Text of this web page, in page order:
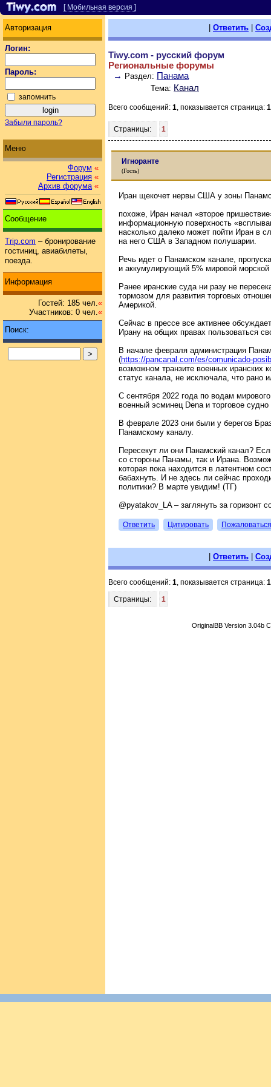
[ Мобильная версия ]
Авторизация
Логин:
Пароль:
запомнить
Забыли пароль?
Меню
Форум «
Регистрация «
Архив форума «
Сообщение
Trip.com – бронирование
гостиниц, авиабилеты,
поезда.
Информация
Гостей: 185 чел.«
Участников: 0 чел.«
Поиск:
Ответить
Tiwy.com - русский форум
Региональные форумы
→ Раздел: Панама
Тема: Канал
Всего сообщений: 1, показывается страница: 1
Страницы: 1
Игноранте
(Гость)
Иран щекочет нервы США у зоны
похоже, Иран начал «второе
информационную поверхность
насколько далеко может пойти Иран в
на него США в Западном полушарии.
Речь идет о Панамском канале,
и аккумулирующий 5% мировой морской
Ранее иранские суда ни разу не
тормозом для развития торговых
Америкой.
Сейчас в прессе все активнее
Ирану на общих правах пользоваться
В начале февраля администрация
(https://pancanal.com/es/comunicado-
возможном транзите военных иранских
статус канала, не исключала, что рано
С сентября 2022 года по водам
военный эсминец Dena и торговое
В феврале 2023 они были у берегов
Панамскому каналу.
Пересекут ли они Панамский канал?
со стороны Панамы, так и Ирана.
которая пока находится в латентном
бабахнуть. И не здесь ли сейчас
политики? В марте увидим! (ТГ)
@pyatakov_LA – заглянуть за горизонт
Ответить Цитировать Пожаловаться
| Ответить |
Всего сообщений: 1 , показывается страница: 1
Страницы:
1
OriginalBB Version 3.04b